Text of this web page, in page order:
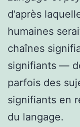
d’après
humaines
chaînes
signifiants —
parfois des
signifiants en
du langage.